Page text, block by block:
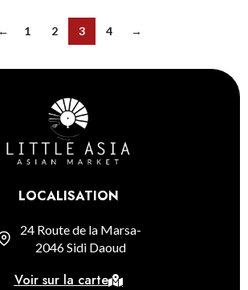
1 2 3 4 →
LOCALISATION
24 Route de la Marsa-
2046 Sidi Daoud
Voir sur la carte